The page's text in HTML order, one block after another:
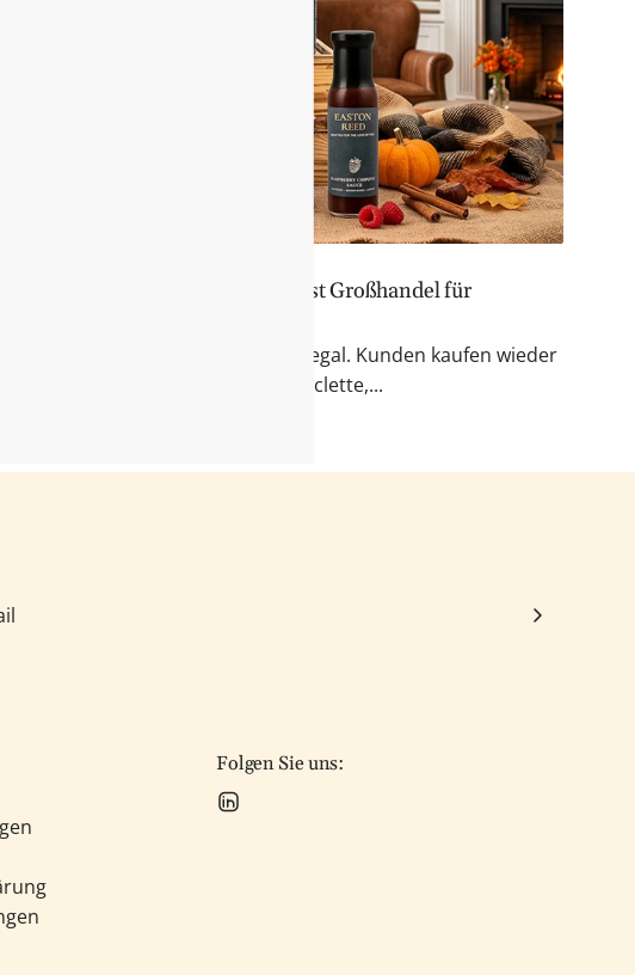
& Winter Sortiment – Feinkost Großhandel für
sich der Blick auf das Feinkostregal. Kunden kaufen wieder
Produkte für Käseabende, Raclette,...
Folgen Sie uns: